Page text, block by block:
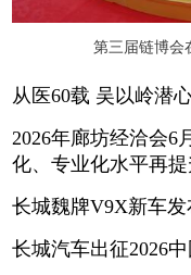
第三届链博会
从医60载 吴以岭潜
2026年廊坊经洽会6
化、专业化水平再
长城魏牌V9X新车发
长城汽车出征2026